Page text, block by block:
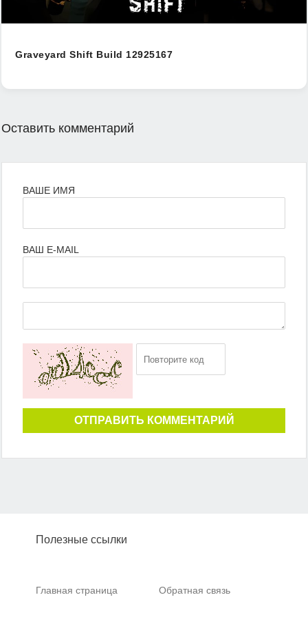
Graveyard Shift Build 12925167
Оставить комментарий
ВАШЕ ИМЯ
ВАШ E-MAIL
ОТПРАВИТЬ КОММЕНТАРИЙ
Полезные ссылки
Главная страница Обратная связь